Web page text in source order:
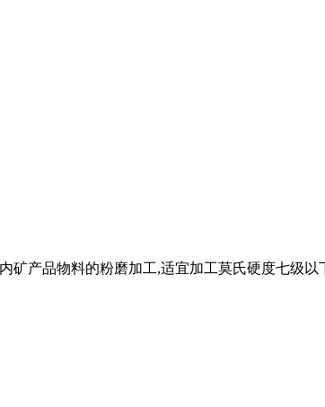
产品物料的粉磨加工,适宜加工莫氏硬度七级